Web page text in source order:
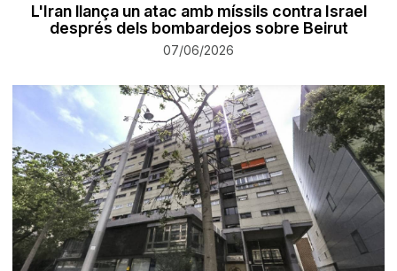
L'Iran llança un atac amb míssils contra Israel
després dels bombardejos sobre Beirut
07/06/2026